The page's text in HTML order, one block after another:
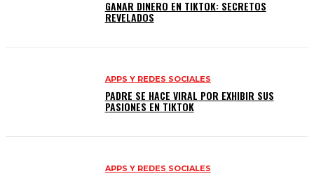
GANAR DINERO EN TIKTOK: SECRETOS
REVELADOS
APPS Y REDES SOCIALES
PADRE SE HACE VIRAL POR EXHIBIR SUS
PASIONES EN TIKTOK
APPS Y REDES SOCIALES